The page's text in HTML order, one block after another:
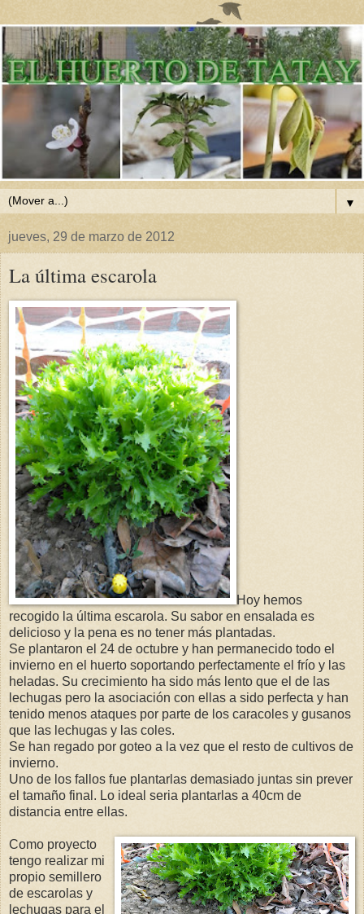
▼
jueves, 29 de marzo de 2012
La última escarola
Hoy hemos
recogido la última escarola. Su sabor en ensalada es
delicioso y la pena es no tener más plantadas.
Se plantaron el 24 de octubre y han permanecido todo el
invierno en el huerto soportando perfectamente el frío y las
heladas. Su crecimiento ha sido más lento que el de las
lechugas pero la asociación con ellas a sido perfecta y han
tenido menos ataques por parte de los caracoles y gusanos
que las lechugas y las coles.
Se han regado por goteo a la vez que el resto de cultivos de
invierno.
Uno de los fallos fue plantarlas demasiado juntas sin prever
el tamaño final. Lo ideal seria plantarlas a 40cm de
distancia entre ellas.
Como proyecto
tengo realizar mi
propio semillero
de escarolas y
lechugas para el